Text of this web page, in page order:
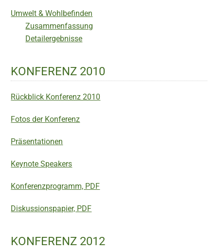
Umwelt & Wohlbefinden
Zusammenfassung
Detailergebnisse
KONFERENZ 2010
Rückblick Konferenz 2010
Fotos der Konferenz
Präsentationen
Keynote Speakers
Konferenzprogramm, PDF
Diskussionspapier, PDF
KONFERENZ 2012